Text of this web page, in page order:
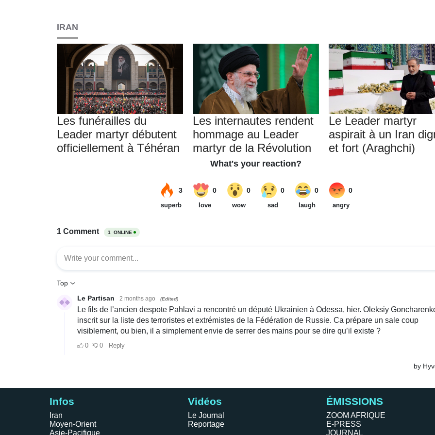
IRAN
Les funérailles du
Leader martyr débutent
officiellement à Téhéran
Les internautes rendent
hommage au Leader
martyr de la Révolution
Le Leader martyr
aspirait à un Iran
et fort (Araghchi)
Infos
Iran
Moyen-Orient
Asie-Pacifique
Vidéos
Le Journal
Reportage
ÉMISSIONS
ZOOM AFRIQUE
E-PRESS
JOURNAL